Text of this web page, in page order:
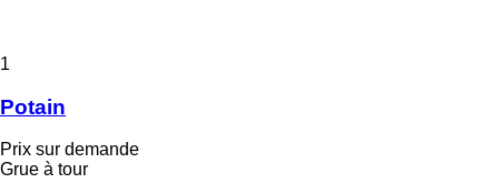
1
Potain
Prix sur demande
Grue à tour